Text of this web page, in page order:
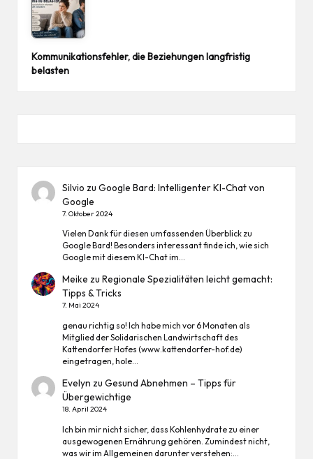
Kommunikationsfehler, die Beziehungen langfristig
belasten
Silvio zuGoogle Bard: Intelligenter KI-Chat von
Google
7. Oktober 2024
Vielen Dank für diesen umfassenden Überblick zu
Google Bard! Besonders interessant finde ich, wie sich
Google mit diesem KI-Chat im…
Meike zuRegionale Spezialitäten leicht gemacht:
Tipps & Tricks
7. Mai 2024
genau richtig so! Ich habe mich vor 6 Monaten als
Mitglied der Solidarischen Landwirtschaft des
Kattendorfer Hofes (www.kattendorfer-hof.de)
eingetragen, hole…
Evelyn zuGesund Abnehmen – Tipps für
Übergewichtige
18. April 2024
Ich bin mir nicht sicher, dass Kohlenhydrate zu einer
ausgewogenen Ernährung gehören. Zumindest nicht,
was wir im Allgemeinen darunter verstehen:…